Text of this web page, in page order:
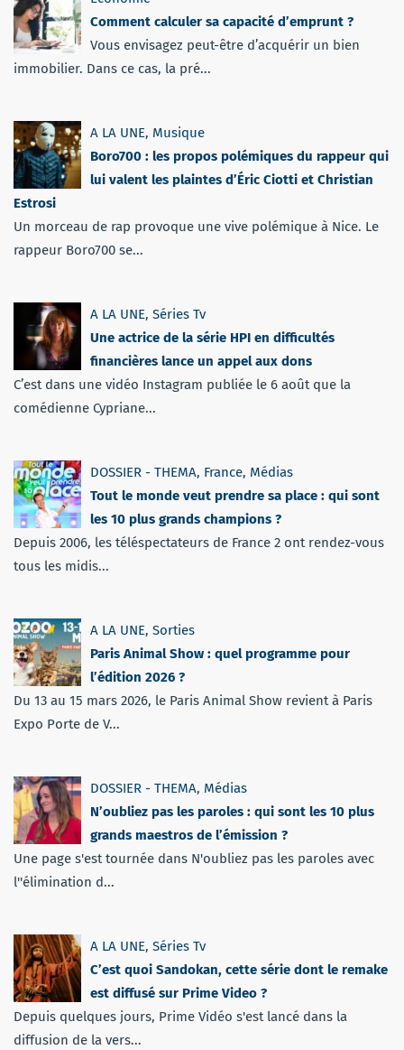
Comment calculer sa capacité d’emprunt ?
Vous envisagez peut-être d’acquérir un bien
immobilier. Dans ce cas, la pré...
A LA UNE, Musique
Boro700 : les propos polémiques du rappeur qui
lui valent les plaintes d’Éric Ciotti et Christian
Estrosi
Un morceau de rap provoque une vive polémique à Nice. Le
rappeur Boro700 se...
A LA UNE, Séries Tv
Une actrice de la série HPI en difficultés
financières lance un appel aux dons
C’est dans une vidéo Instagram publiée le 6 août que la
comédienne Cypriane...
DOSSIER - THEMA, France, Médias
Tout le monde veut prendre sa place : qui sont
les 10 plus grands champions ?
Depuis 2006, les téléspectateurs de France 2 ont rendez-vous
tous les midis...
A LA UNE, Sorties
Paris Animal Show : quel programme pour
l’édition 2026 ?
Du 13 au 15 mars 2026, le Paris Animal Show revient à Paris
Expo Porte de V...
DOSSIER - THEMA, Médias
N’oubliez pas les paroles : qui sont les 10 plus
grands maestros de l’émission ?
Une page s'est tournée dans N'oubliez pas les paroles avec
l''élimination d...
A LA UNE, Séries Tv
C’est quoi Sandokan, cette série dont le remake
est diffusé sur Prime Video ?
Depuis quelques jours, Prime Vidéo s'est lancé dans la
diffusion de la vers...